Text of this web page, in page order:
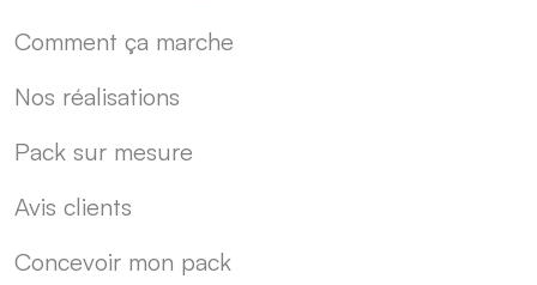
Comment ça marche
Nos réalisations
Pack sur mesure
Avis clients
Concevoir mon pack